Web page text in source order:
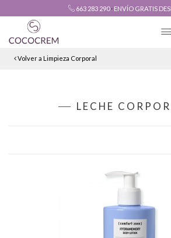
663 283 290· ENVÍO GRATIS
Volver a Limpieza Corporal
LECHE